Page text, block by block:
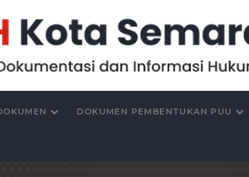
DOKUMEN PEMBENTUKAN PUU